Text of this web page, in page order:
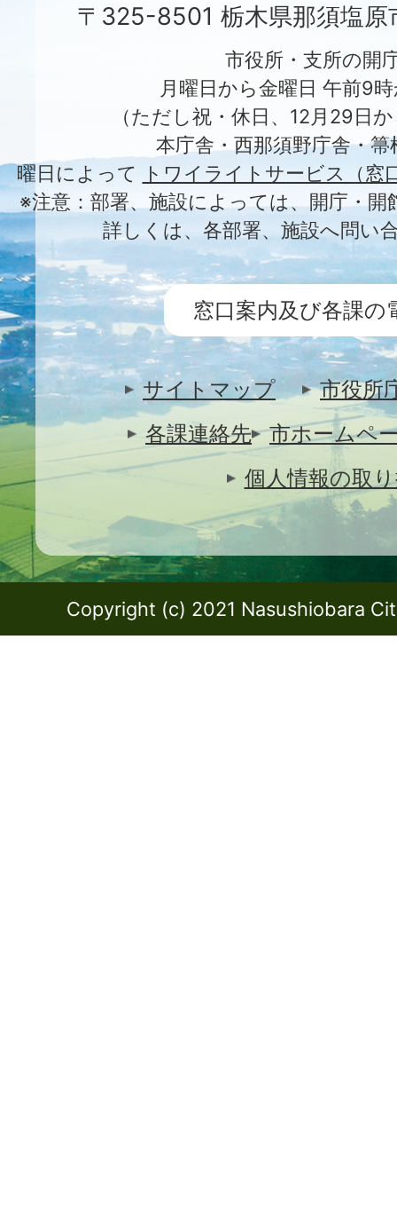
〒325-8501 栃木県那須塩原
市役所・支所の開
月曜日から金曜日 午前9
（ただし祝・休日、12月29日
本庁舎・西那須野庁舎・
曜日によって
トワイライトサービス（窓
※注意：部署、施設によっては、開庁・
詳しくは、各部署、施設へ問い
窓口案内及び各課の
サイトマップ
市役所
各課連絡先
市ホームペ
個人情報の取
Copyright (c) 2021 Nasushiobara